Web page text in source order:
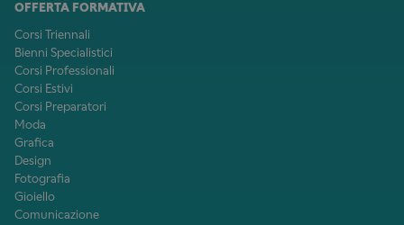
OFFERTA FORMATIVA
Corsi Triennali
Bienni Specialistici
Corsi Professionali
Corsi Estivi
Corsi Preparatori
Moda
Grafica
Design
Fotografia
Gioiello
Comunicazione